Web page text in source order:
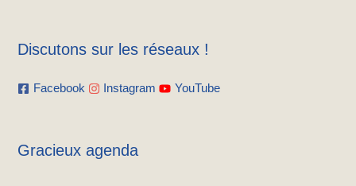
Discutons sur les réseaux !
Facebook Instagram YouTube
Gracieux agenda